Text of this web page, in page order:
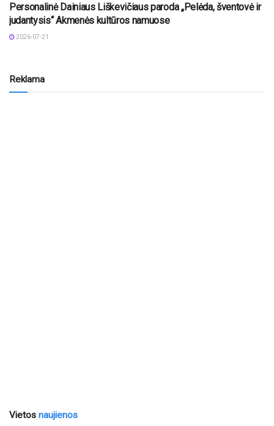
Personalinė Dainiaus Liškevičiaus paroda „Pelėda, šventovė ir
judantysis“ Akmenės kultūros namuose
2026-07-21
Reklama
Vietos naujienos